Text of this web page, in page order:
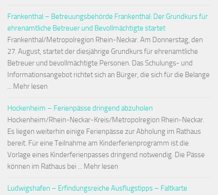
Frankenthal – Betreuungsbehörde Frankenthal: Der Grundkurs für
ehrenamtliche Betreuer und Bevollmächtigte startet
Frankenthal/Metropolregion Rhein-Neckar. Am Donnerstag, den
27. August, startet der diesjährige Grundkurs für ehrenamtliche
Betreuer und bevollmächtigte Personen. Das Schulungs- und
Informationsangebot richtet sich an Bürger, die sich für die Belange
... Mehr lesen
Hockenheim – Ferienpässe dringend abzuholen
Hockenheim/Rhein-Neckar-Kreis/Metropolregion Rhein-Neckar.
Es liegen weiterhin einige Ferienpässe zur Abholung im Rathaus
bereit. Für eine Teilnahme am Kinderferienprogramm ist die
Vorlage eines Kinderferienpasses dringend notwendig. Die Pässe
können im Rathaus bei ... Mehr lesen
Ludwigshafen – Erfindungsreiche Ausflugstipps – Faltkarte